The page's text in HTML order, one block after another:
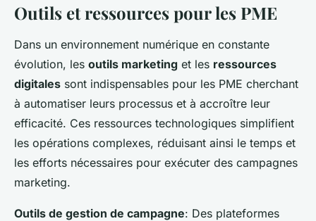
Outils et ressources pour les PME
Dans un environnement numérique en constante
évolution, les outils marketing et les ressources
digitales sont indispensables pour les PME cherchant
à automatiser leurs processus et à accroître leur
efficacité. Ces ressources technologiques simplifient
les opérations complexes, réduisant ainsi le temps et
les efforts nécessaires pour exécuter des campagnes
marketing.
Outils de gestion de campagne: Des plateformes